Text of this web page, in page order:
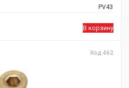
PV43
В корзину
Код 462